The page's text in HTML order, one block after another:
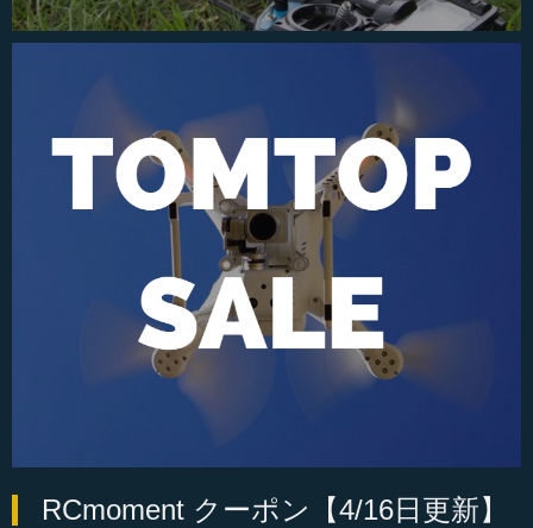
RCmoment クーポン【4/16日更新】